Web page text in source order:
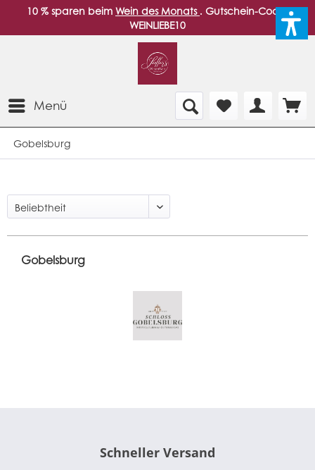
10 % sparen beim Wein des Monats . Gutschein-Code:
WEINLIEBE10
Menü
Gobelsburg
Gobelsburg
Schneller Versand